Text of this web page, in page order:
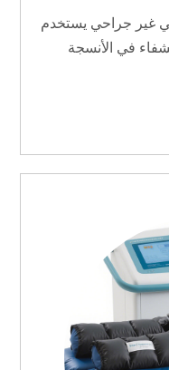
غير جراحي يستخدم
في الأنسجة